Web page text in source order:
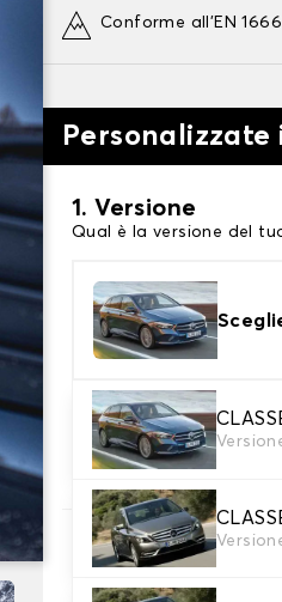
Conforme all'EN
Personalizzate
1. Versione
Qual è la versione del
2. Finitura a calza
Scegli le calze da neve
3. Dimensioni
Inserire le dimensioni del